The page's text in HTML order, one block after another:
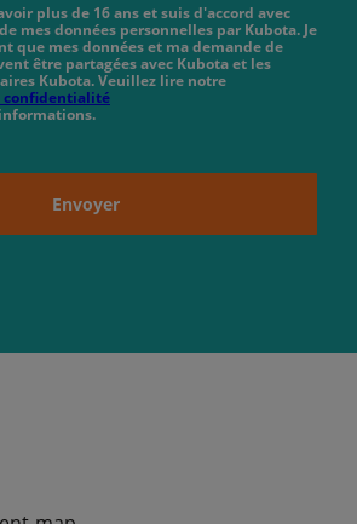
plus de 16 ans et suis d'accord avec
mes données personnelles par Kubota. Je
que mes données et ma demande de
être partagées avec Kubota et les
Kubota. Veuillez lire notre
confidentialité
Envoyer